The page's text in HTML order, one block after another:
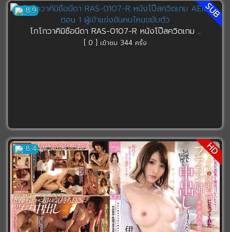
SDDE-640 เซ็กทอยบลูทูธของไอจืด หนังโป๊ซับไทย ..
[ 0 ] เข้าชม 326 ครั้ง
8.9 SUB
โกโกวาคิมิซือนีดา RAS-0107-R หนังโป๊สควิดเกม ..
[ 0 ] เข้าชม 344 ครั้ง
8.4 HD